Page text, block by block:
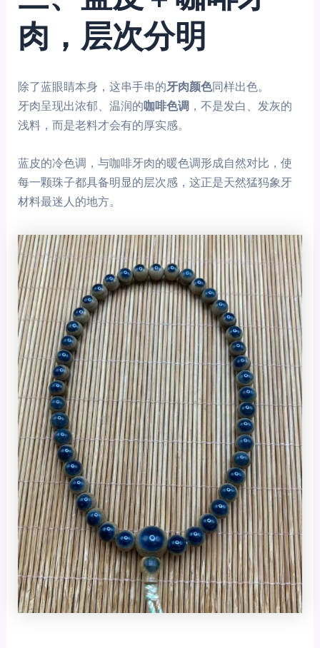
肉，层次分明
除了蓝眼睛本身，这串手串的牙肉颜色同样出色。
牙肉呈现出浓郁、温润的咖啡色调 ，不是发白、发灰的
浅料，而是老料才会有的厚实感。
蓝皮的冷色调，与咖啡牙肉的暖色调形成自然对比，使
每一颗珠子都具备明显的层次感，这正是天然猛犸象牙
材料最迷人的地方。